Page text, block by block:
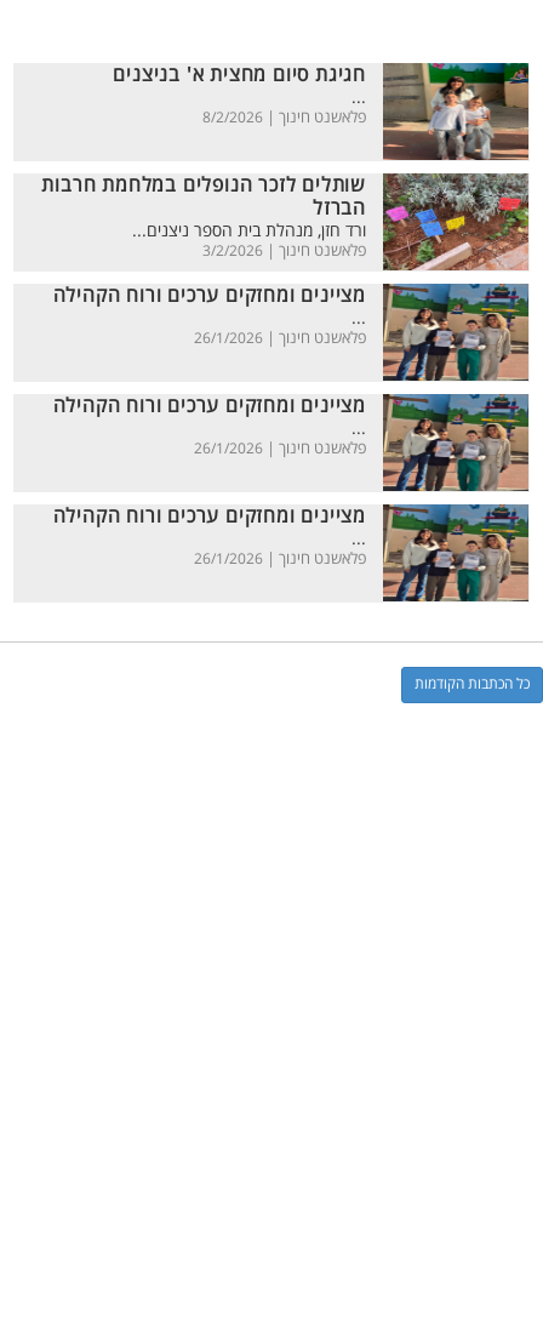
חגיגת סיום מחצית א' בניצנים
...
פלאשנט חינוך | 8/2/2026
שותלים לזכר הנופלים במלחמת חרבות
הברזל
ורד חזן, מנהלת בית הספר ניצנים...
פלאשנט חינוך | 3/2/2026
מציינים ומחזקים ערכים ורוח הקהילה
...
פלאשנט חינוך | 26/1/2026
מציינים ומחזקים ערכים ורוח הקהילה
...
פלאשנט חינוך | 26/1/2026
מציינים ומחזקים ערכים ורוח הקהילה
...
פלאשנט חינוך | 26/1/2026
כל הכתבות הקודמות